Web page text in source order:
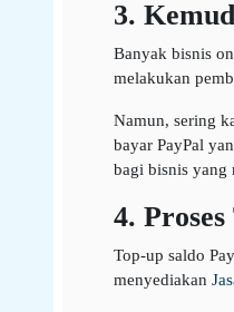
3.
Banyak bisnis
melakukan
Namun, sering
bayar PayPal
bagi bisnis yang
4.
Top-up saldo
menyediakan